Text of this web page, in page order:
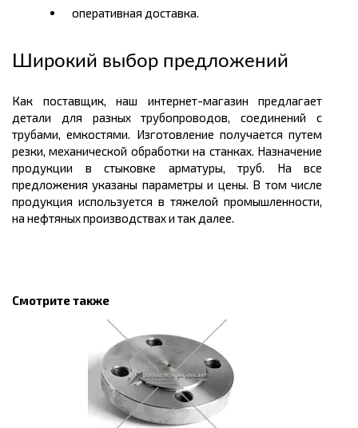
оперативная доставка.
Широкий выбор предложений
Как поставщик, наш интернет-магазин предлагает
детали для разных трубопроводов, соединений с
трубами, емкостями. Изготовление получается путем
резки, механической обработки на станках. Назначение
продукции в стыковке арматуры, труб. На все
предложения указаны параметры и цены. В том числе
продукция используется в тяжелой промышленности,
на нефтяных производствах и так далее.
Смотрите также